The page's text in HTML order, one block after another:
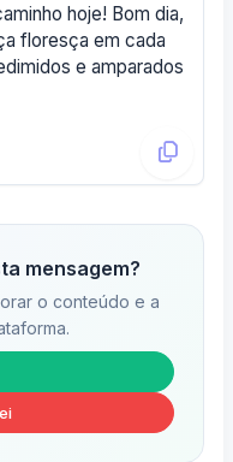
hoje! Bom dia,
floresça em cada
e amparados
mensagem?
o conteúdo e a